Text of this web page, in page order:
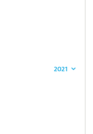
2021